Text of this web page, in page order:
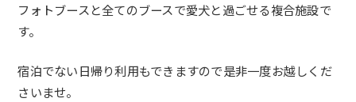
フォトブースと全てのブースで愛犬と過ごせる複合施設で
す。
宿泊でない日帰り利用もできますので是非一度お越しくだ
さいませ。